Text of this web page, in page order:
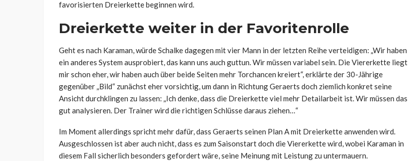
favorisierten Dreierkette beginnen wird.
Dreierkette weiter in der Favoritenrolle
Geht es nach Karaman, würde Schalke dagegen mit vier Mann in der letzten Reihe verteidigen: „Wir haben
ein anderes System ausprobiert, das kann uns auch guttun. Wir müssen variabel sein. Die Viererkette liegt
mir schon eher, wir haben auch über beide Seiten mehr Torchancen kreiert“, erklärte der 30-Jährige
gegenüber „Bild“ zunächst eher vorsichtig, um dann in Richtung Geraerts doch ziemlich konkret seine
Ansicht durchklingen zu lassen: „Ich denke, dass die Dreierkette viel mehr Detailarbeit ist. Wir müssen das
gut analysieren. Der Trainer wird die richtigen Schlüsse daraus ziehen…“
Im Moment allerdings spricht mehr dafür, dass Geraerts seinen Plan A mit Dreierkette anwenden wird.
Ausgeschlossen ist aber auch nicht, dass es zum Saisonstart doch die Viererkette wird, wobei Karaman in
diesem Fall sicherlich besonders gefordert wäre, seine Meinung mit Leistung zu untermauern.